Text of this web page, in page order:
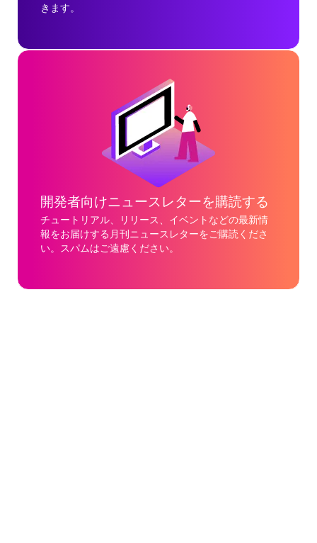
きます。
開発者向けニュースレターを購読する
チュートリアル、リリース、イベントなどの最新情
報をお届けする月刊ニュースレターをご購読くださ
い。スパムはご遠慮ください。